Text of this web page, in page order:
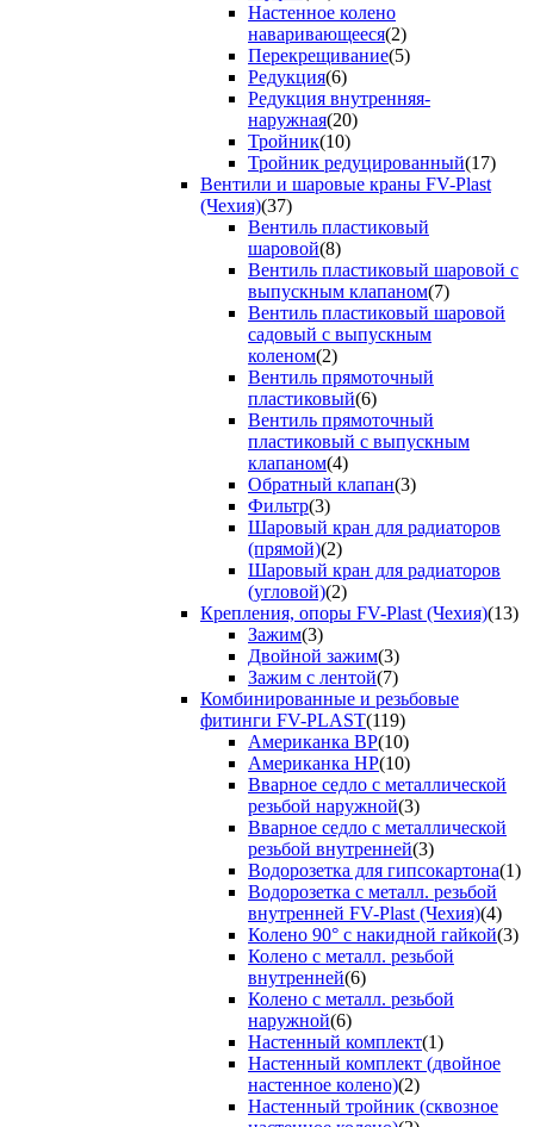
Настенное колено
наваривающееся(2)
Перекрещивание(5)
Редукция(6)
Редукция внутренняя-
наружная(20)
Тройник(10)
Тройник редуцированный(17)
Вентили и шаровые краны FV-Plast
(Чехия)(37)
Вентиль пластиковый
шаровой(8)
Вентиль пластиковый шаровой с
выпускным клапаном(7)
Вентиль пластиковый шаровой
садовый с выпускным
коленом(2)
Вентиль прямоточный
пластиковый(6)
Вентиль прямоточный
пластиковый с выпускным
клапаном(4)
Обратный клапан(3)
Фильтр(3)
Шаровый кран для радиаторов
(прямой)(2)
Шаровый кран для радиаторов
(угловой)(2)
Крепления, опоры FV-Plast (Чехия)(13)
Зажим(3)
Двойной зажим(3)
Зажим с лентой(7)
Комбинированные и резьбовые
фитинги FV-PLAST(119)
Американка ВР(10)
Американка НР(10)
Вварное седло с металлической
резьбой наружной(3)
Вварное седло с металлической
резьбой внутренней(3)
Водорозетка для гипсокартона(1)
Водорозетка с металл. резьбой
внутренней FV-Plast (Чехия)(4)
Колено 90° с накидной гайкой(3)
Колено с металл. резьбой
внутренней(6)
Колено с металл. резьбой
наружной(6)
Настенный комплект(1)
Настенный комплект (двойное
настенное колено)(2)
Настенный тройник (сквозное